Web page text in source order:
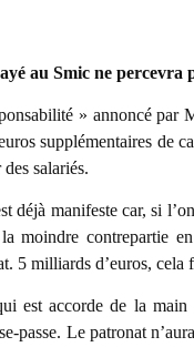
au Smic ne percevra
» annoncé par
supplémentaires de
salariés.
déjà manifeste car, si
moindre contrepartie
5 milliards d’euros, cela
est accorde de la
passe. Le patronat